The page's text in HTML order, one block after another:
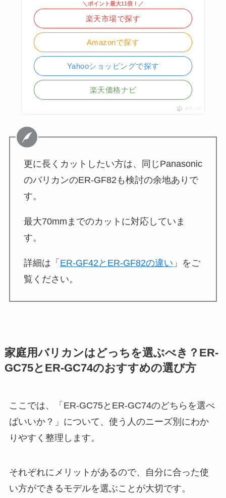
Amazonで探す
＼ポイント最大11倍！／
楽天市場で探す
Yahooショッピングで探す
楽天価格ナビ
ポチップ
更に長くカットしたい方は、同じPanasonic
のバリカンのER-GF82も検討の余地ありで
す。
最大70mmまでのカットに対応していま
す。
詳細は「 ER-GF42とER-GF82の違い 」をご
覧ください。
家庭用バリカンはどっちを選ぶべき？ER-
GC75とER-GC74のおすすめの選び方
ここでは、「ER-GC75とER-GC74のどちらを選べ
ばいいか？」について、使う人のニーズ別にわか
りやすく整理します。
それぞれにメリットがあるので、自分に合った使
い方ができるモデルを選ぶことが大切です。